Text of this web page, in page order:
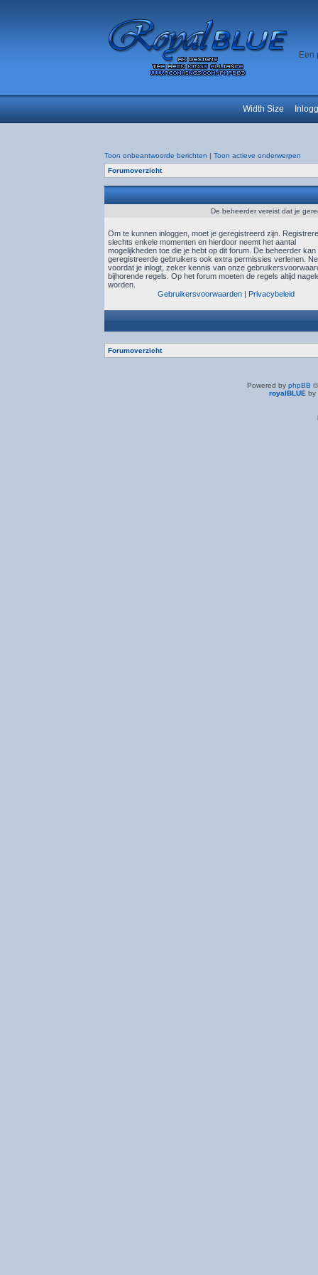
Een
Width Size
Toon onbeantwoorde berichten | Toon actieve onderwerpen
Forumoverzicht
De beheerder vereist dat je
Om te kunnen inloggen, moet je geregistreerd zijn.
slechts enkele momenten en hierdoor neemt het aantal
mogelijkheden toe die je hebt op dit forum. De beheerder kan
geregistreerde gebruikers ook extra permissies verlenen.
voordat je inlogt, zeker kennis van onze
bijhorende regels. Op het forum moeten de regels altijd
worden.
Gebruikersvoorwaarden | Privacybeleid
Forumoverzicht
Powered by phpBB
royalBLUE by